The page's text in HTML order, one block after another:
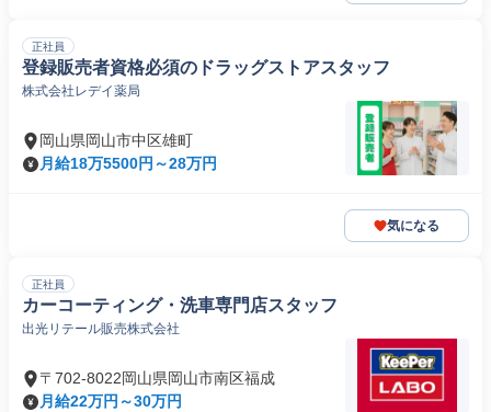
正社員
登録販売者資格必須のドラッグストアスタッフ
株式会社レデイ薬局
岡山県岡山市中区雄町
月給18万5500円～28万円
気になる
正社員
カーコーティング・洗車専門店スタッフ
出光リテール販売株式会社
〒702-8022岡山県岡山市南区福成
月給22万円～30万円